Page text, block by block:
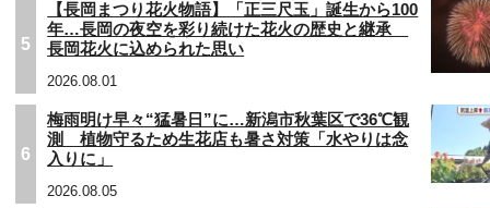
5
【長岡まつり花火物語】「正三尺玉」誕生から100
年…長岡の夜空を彩り続けた花火の歴史と継承
長岡花火に込められた思い
2026.08.01
6
梅雨明け早々“猛暑日”に…新潟市秋葉区で36℃観
測 植物守るため生花店も暑さ対策「水やりは念
入りに」
2026.08.05